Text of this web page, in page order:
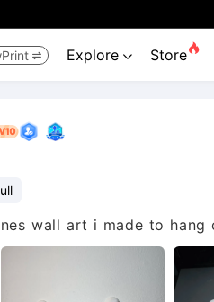
 Explore  Store
wall art i made to hang